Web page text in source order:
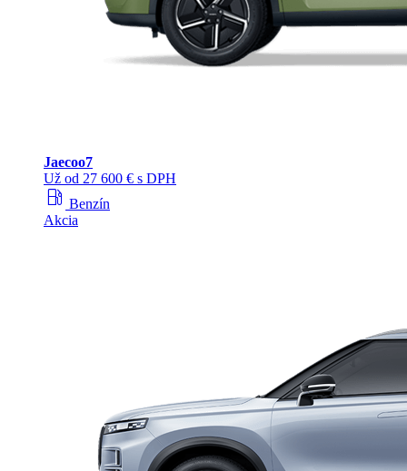
Jaecoo7
Už od 27 600 € s DPH
local_gas_station Benzín
Akcia